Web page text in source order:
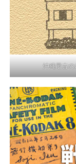
沖縄最古